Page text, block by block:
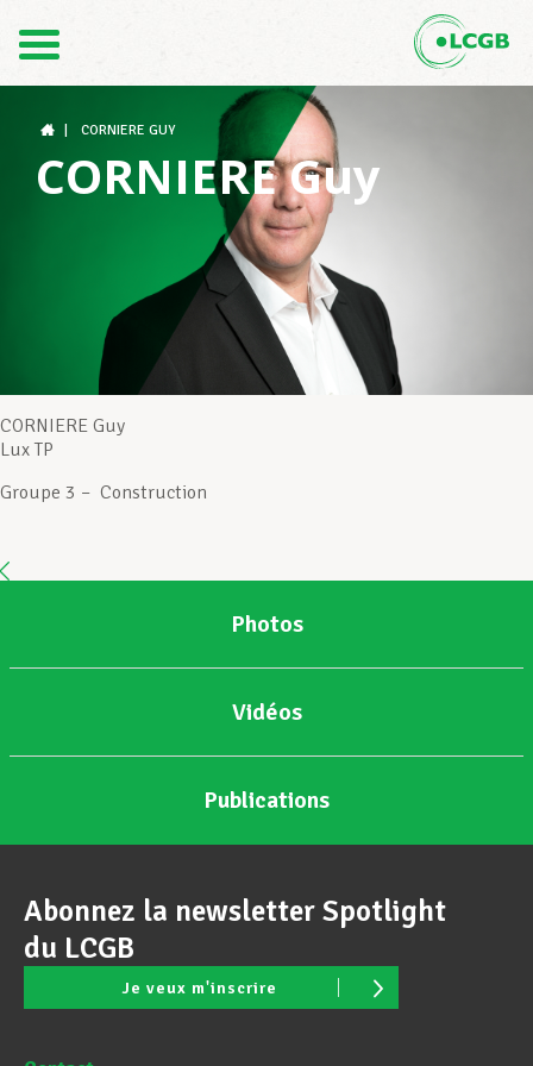
FR
DE
Structures syndicales
Assistance au Travail
Vos droits
CORNIERE GUY
CORNIERE Guy
CORNIERE Guy
Lux TP
Groupe 3 – Construction
Photos
Vidéos
Publications
Abonnez la newsletter Spotlight
du LCGB
Je veux m'inscrire